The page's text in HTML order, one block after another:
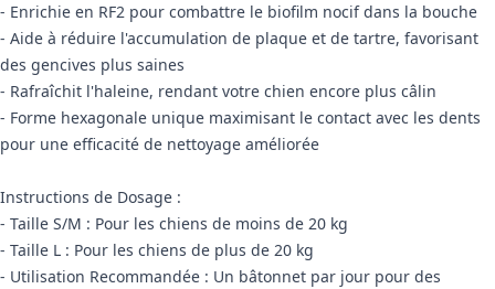
- Enrichie en RF2 pour combattre le biofilm nocif dans la bouche
- Aide à réduire l'accumulation de plaque et de tartre, favorisant
des gencives plus saines
- Rafraîchit l'haleine, rendant votre chien encore plus câlin
- Forme hexagonale unique maximisant le contact avec les dents
pour une efficacité de nettoyage améliorée
Instructions de Dosage :
- Taille S/M : Pour les chiens de moins de 20 kg
- Taille L : Pour les chiens de plus de 20 kg
- Utilisation Recommandée : Un bâtonnet par jour pour des